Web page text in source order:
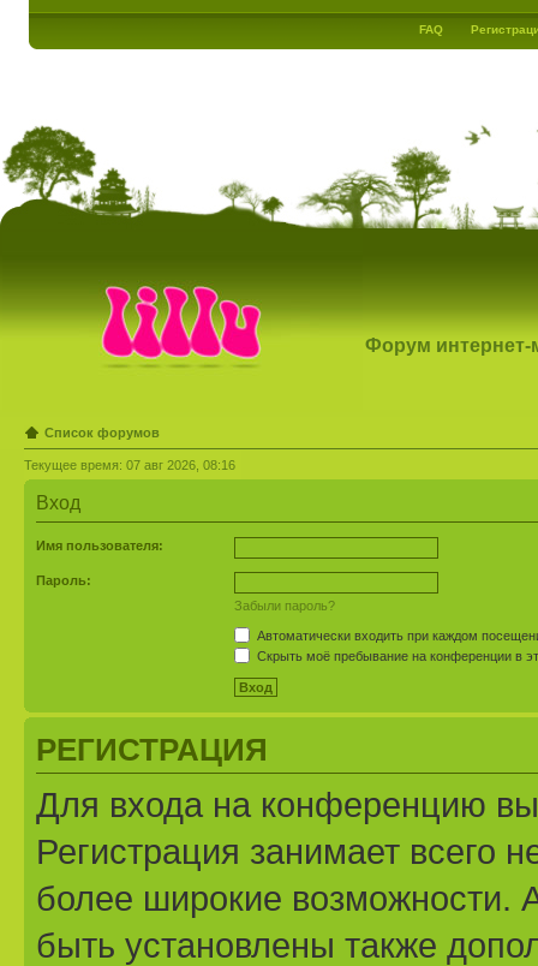
FAQ
Форум интернет-
Список форумов
Текущее время: 07 авг 2026, 08:16
Вход
Имя пользователя:
Пароль:
Забыли пароль?
Автоматически входить при каждом
Скрыть моё пребывание на конференции в
РЕГИСТРАЦИЯ
Для входа на конференцию
Регистрация занимает всего
более широкие возможности.
быть установлены также